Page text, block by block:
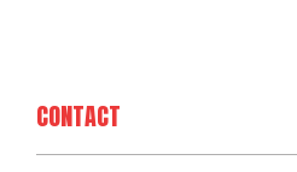
CONTACT